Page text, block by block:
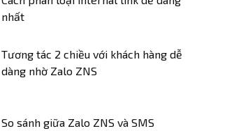
nhất
Tương tác 2 chiều với khách hàng dễ
dàng nhờ Zalo ZNS
So sánh giữa Zalo ZNS và SMS